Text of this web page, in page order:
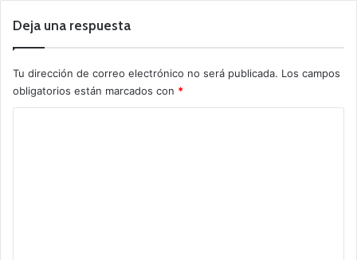
Deja una respuesta
Tu dirección de correo electrónico no será publicada. Los campos
obligatorios están marcados con *